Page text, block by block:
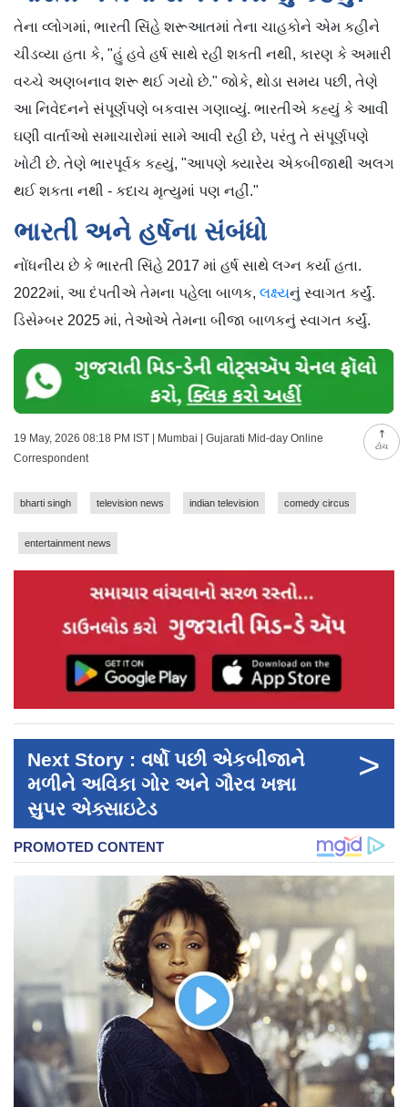
ટોચ
તેના વ્લોગમાં, ભારતી સિંહે શરૂઆતમાં તેના ચાહકોને એમ કહીને
ચીડવ્યા હતા કે, "હું હવે હર્ષ સાથે રહી શકતી નથી, કારણ કે અમારી
વચ્ચે અણબનાવ શરૂ થઈ ગયો છે." જોકે, થોડા સમય પછી, તેણે
આ નિવેદનને સંપૂર્ણપણે બકવાસ ગણાવ્યું. ભારતીએ કહ્યું કે આવી
ઘણી વાર્તાઓ સમાચારોમાં સામે આવી રહી છે, પરંતુ તે સંપૂર્ણપણે
ખોટી છે. તેણે ભારપૂર્વક કહ્યું, "આપણે ક્યારેય એકબીજાથી અલગ
થઈ શકતા નથી - કદાચ મૃત્યુમાં પણ નહીં."
ભારતી અને હર્ષના સંબંધો
નોંધનીય છે કે ભારતી સિંહે 2017 માં હર્ષ સાથે લગ્ન કર્યા હતા.
2022માં, આ દંપતીએ તેમના પહેલા બાળક, લક્ષ્યનું સ્વાગત કર્યું.
ડિસેમ્બર 2025 માં, તેઓએ તેમના બીજા બાળકનું સ્વાગત કર્યું.
19 May, 2026 08:18 PM IST | Mumbai | Gujarati Mid-day Online
Correspondent
bharti singh television news indian television comedy circus
entertainment news
Next Story : વર્ષો પછી એકબીજાને
મળીને અવિકા ગોર અને ગૌરવ ખન્ના
સુપર એક્સાઇટેડ
>